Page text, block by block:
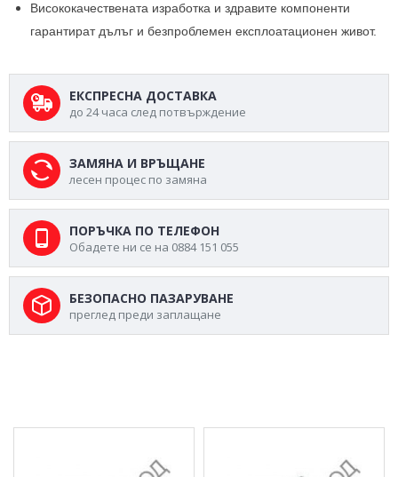
ЕКСПРЕСНА ДОСТАВКА
до 24 часа след потвърждение
ЗАМЯНА И ВРЪЩАНЕ
лесен процес по замяна
ПОРЪЧКА ПО ТЕЛЕФОН
Обадете ни се на 0884 151 055
БЕЗОПАСНО ПАЗАРУВАНЕ
преглед преди заплащане
Висококачествената изработка и здравите компоненти
гарантират дълъг и безпроблемен експлоатационен живот.